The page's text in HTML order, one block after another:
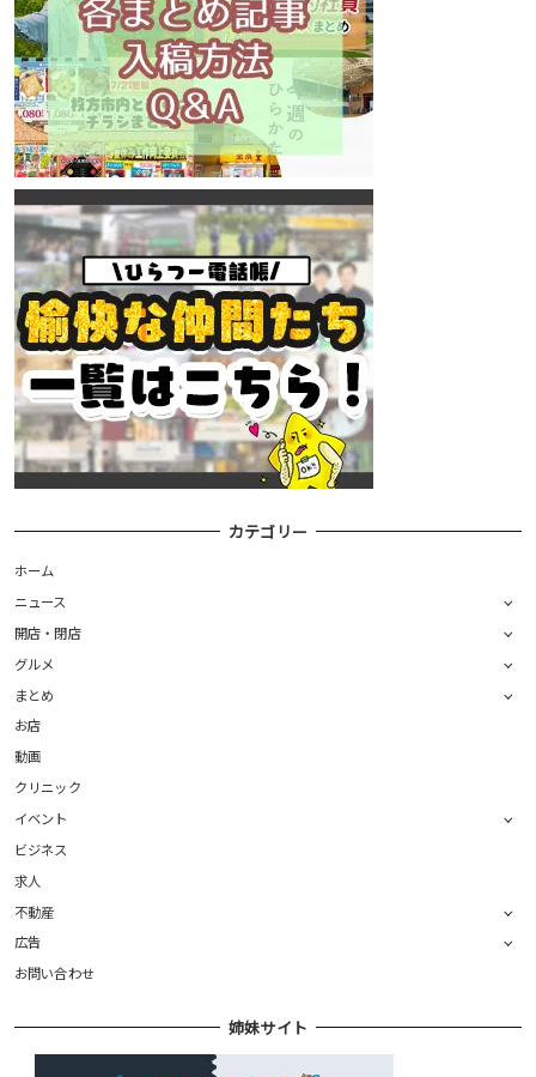
カテゴリー
ホーム
ニュース
開店・閉店
グルメ
まとめ
お店
動画
クリニック
イベント
ビジネス
求人
不動産
広告
お問い合わせ
姉妹サイト